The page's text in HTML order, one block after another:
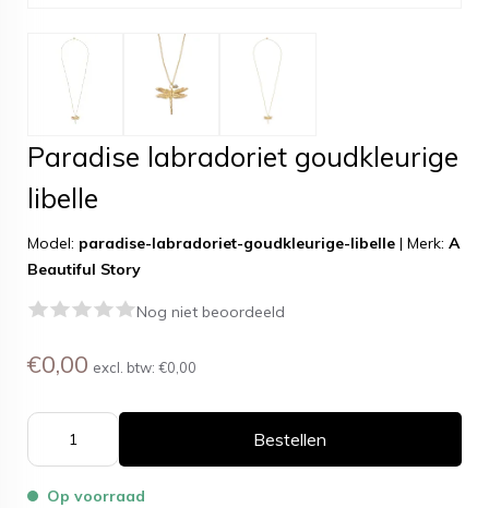
Paradise labradoriet goudkleurige
libelle
Model: paradise-labradoriet-goudkleurige-libelle | Merk: A
Beautiful Story
Nog niet beoordeeld
€0,00 excl. btw: €0,00
Bestellen
Op voorraad